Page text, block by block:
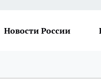
Новости России